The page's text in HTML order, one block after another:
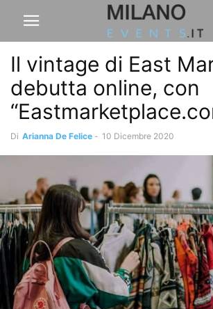
Il vintage di East
debutta online, con
Di Arianna De Felice - 10 Dicembre 2020